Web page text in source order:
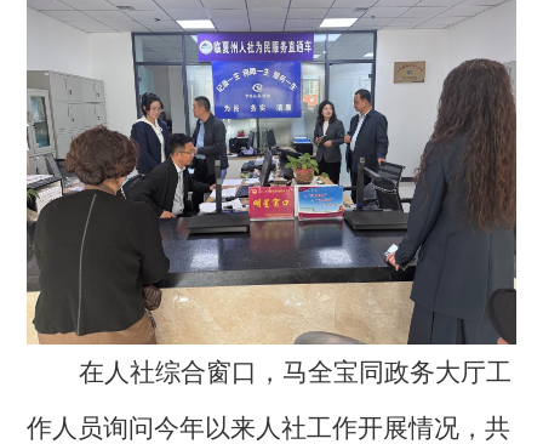
在 人社综合窗口， 马全宝 同政务大厅工
作人员询问今年以来人社工作开展情况，共